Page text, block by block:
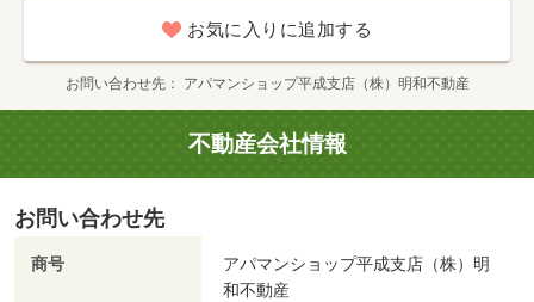
お気に入りに追加する
お問い合わせ先 アパマンショップ平成支店（株）明和不動産
不動産会社情報
お問い合わせ先
商号
アパマンショップ平成支店（株）明
和不動産